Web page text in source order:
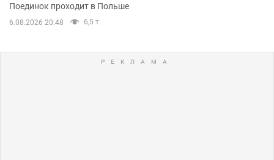
Поединок проходит в Польше
6.08.2026 20:48 6,5 т.